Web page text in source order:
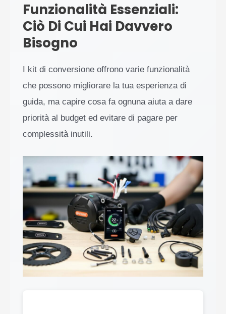
Funzionalità Essenziali:
Ciò Di Cui Hai Davvero
Bisogno
I kit di conversione offrono varie funzionalità
che possono migliorare la tua esperienza di
guida, ma capire cosa fa ognuna aiuta a dare
priorità al budget ed evitare di pagare per
complessità inutili.